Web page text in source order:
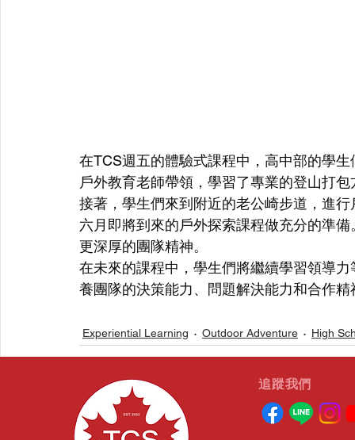
在TCS週五的體驗式課程中，高中部的學
戶外教育老師帶領，學習了專業的登山打
接著，學生們來到附近的老公崎步道，進
六月即將到來的戶外探索課程做充分的準
更深厚的團隊精神。
在未來的課程中，學生們將繼續學習領導
養團隊的決策能力、問題解決能力和合作
Experiential Learning Outdoor Adventure High
​追蹤我們